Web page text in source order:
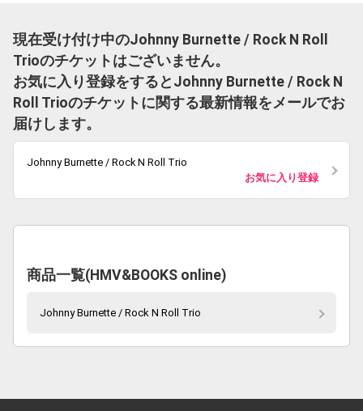
現在受け付け中のJohnny Burnette / Rock N Roll
Trioのチケットはございません。
お気に入り登録をするとJohnny Burnette / Rock N
Roll Trioのチケットに関する最新情報をメールでお
届けします。
Johnny Burnette / Rock N Roll Trio
お気に入り登録
商品一覧(HMV&BOOKS online)
Johnny Burnette / Rock N Roll Trio